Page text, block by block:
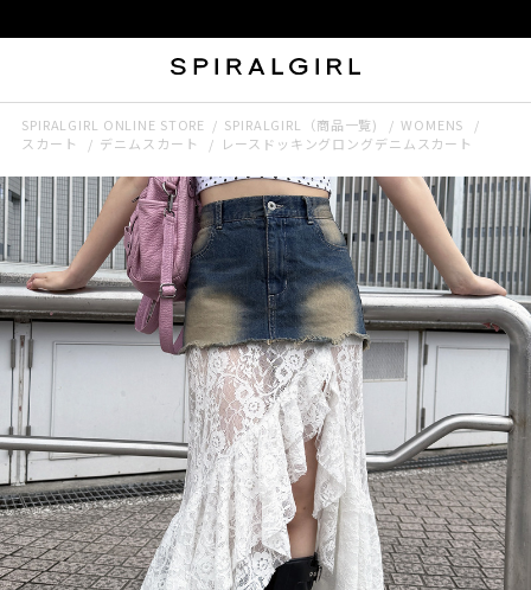
SPIRALGIRL ONLINE STORE SPIRALGIRL（商品一覧)
WOMENS
スカート
デニムスカート レースドッキングロングデニムスカート